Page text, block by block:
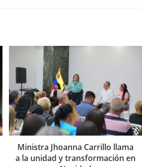
Ministra Jhoanna Carrillo llama
a la unidad y transformación en